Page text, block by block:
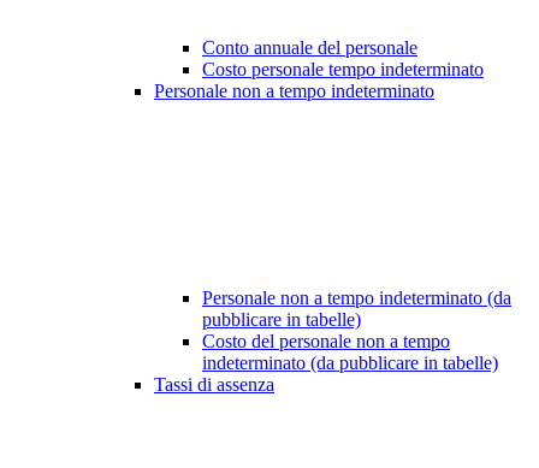
Conto annuale del personale
Costo personale tempo indeterminato
Personale non a tempo indeterminato
Personale non a tempo indeterminato (da
pubblicare in tabelle)
Costo del personale non a tempo
indeterminato (da pubblicare in tabelle)
Tassi di assenza